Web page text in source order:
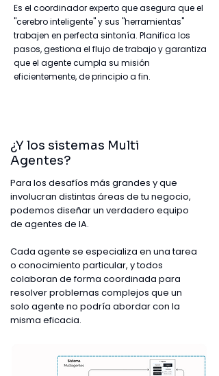
Es el coordinador experto que asegura que el
"cerebrointeligente" y sus "herramientas"
trabajen en perfecta sintonía. Planifica los
pasos, gestiona el flujo de trabajoy garantiza
que el agente cumpla su misión
eficientemente, de principio a fin.
¿Y los sistemas Multi
Agentes?
Para los desafíos más grandes y que
involucran distintas áreas de tu negocio,
podemos diseñar un verdadero equipo
de agentes de IA.
Cada agente se especializa en una tarea
o conocimiento particular, y todos
colaboran de forma coordinada para
resolver problemas complejos que un
solo agente no podría abordar con la
misma eficacia.